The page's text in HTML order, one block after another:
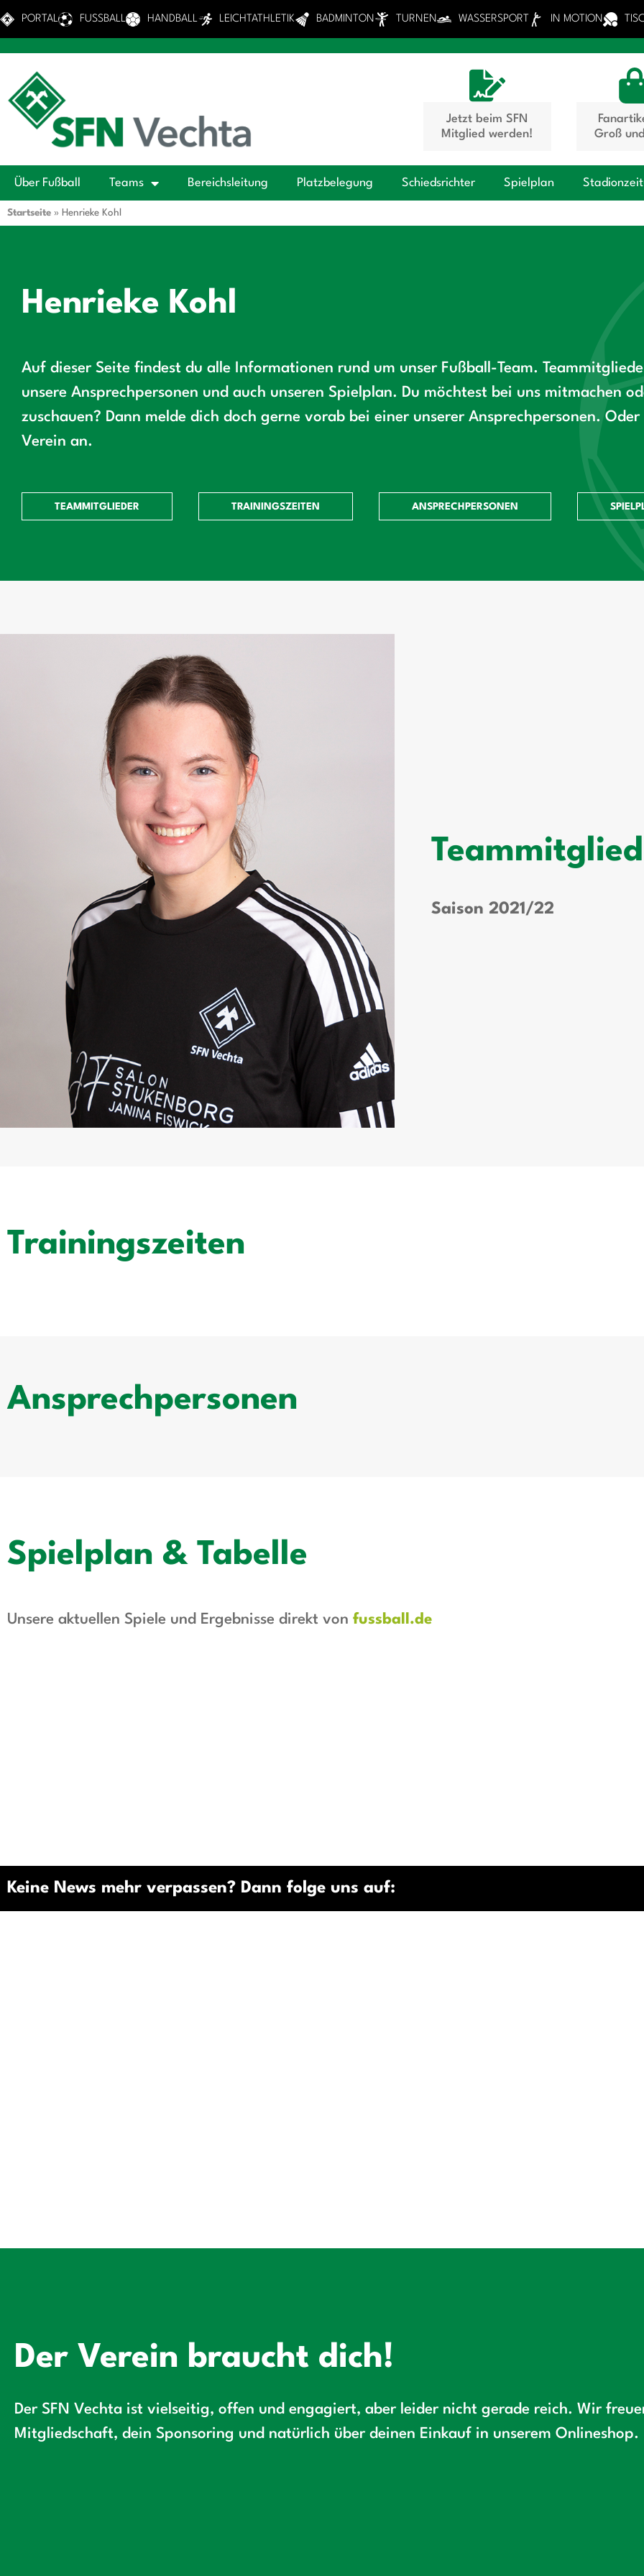
PORTAL FUSSBALL HANDBALL LEICHTATHLETIK BADMINTON TURNEN WASSERSPORT IN MOTION
Jetzt beim SFN
Mitglied werden!
Groß
Über Fußball Teams Bereichsleitung Platzbelegung Schiedsrichter Spielplan
Startseite » Henrieke Kohl
Henrieke Kohl
Auf dieser Seite findest du alle Informationen rund um unser Fußball-Team.
unsere Ansprechpersonen und auch unseren Spielplan. Du möchtest bei uns mitmachen
zuschauen? Dann melde dich doch gerne vorab bei einer unserer Ansprechpersonen.
Verein an.
TEAMMITGLIEDER TRAININGSZEITEN ANSPRECHPERSONEN
Saison 2021/22
Trainingszeiten
Ansprechpersonen
Spielplan & Tabelle
Unsere aktuellen Spiele und Ergebnisse direkt von fussball.de
Keine News mehr verpassen? Dann folge uns auf:
Der Verein braucht dich!
Der SFN Vechta ist vielseitig, offen und engagiert, aber leider nicht gerade reich. Wir
Mitgliedschaft, dein Sponsoring und natürlich über deinen Einkauf in unserem Onlineshop.